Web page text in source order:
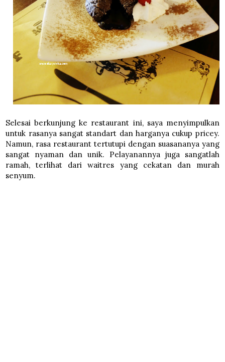
Selesai berkunjung ke restaurant ini, saya menyimpulkan
untuk rasanya sangat standart dan harganya cukup pricey.
Namun, rasa restaurant tertutupi dengan suasananya yang
sangat nyaman dan unik. Pelayanannya juga sangatlah
ramah, terlihat dari waitres yang cekatan dan murah
senyum.